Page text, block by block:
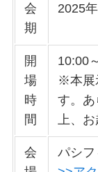
会
期
2025
開
場
時
間
10:00
※本展
す。
上、
会
パシ